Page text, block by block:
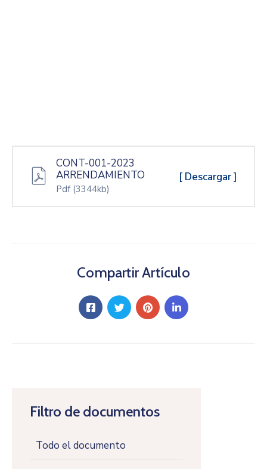
Filtro de documentos
Todo el documento
CONT-001-2023
ARRENDAMIENTO
Pdf (3344kb)
[ Descargar ]
Compartir Artículo